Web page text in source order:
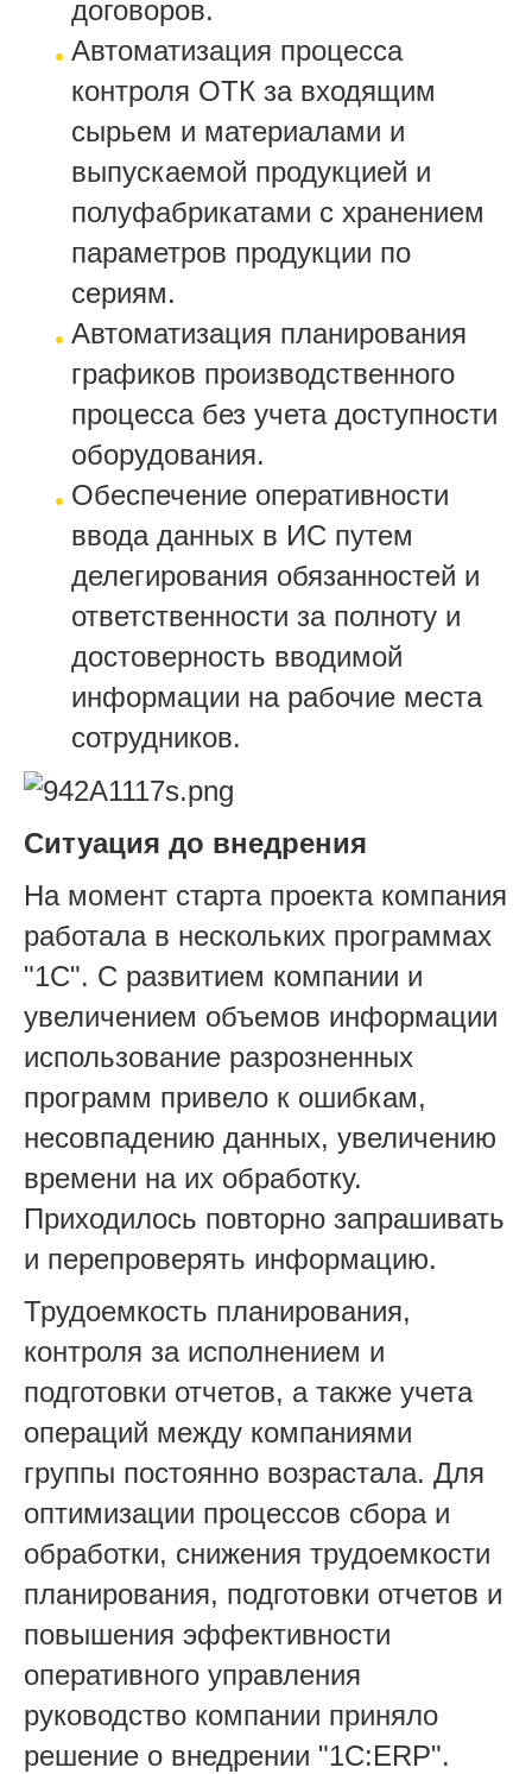
договоров.
Автоматизация процесса
контроля ОТК за входящим
сырьем и материалами и
выпускаемой продукцией и
полуфабрикатами с хранением
параметров продукции по
сериям.
Автоматизация планирования
графиков производственного
процесса без учета доступности
оборудования.
Обеспечение оперативности
ввода данных в ИС путем
делегирования обязанностей и
ответственности за полноту и
достоверность вводимой
информации на рабочие места
сотрудников.
Ситуация до внедрения
На момент старта проекта компания
работала в нескольких программах
"1С". С развитием компании и
увеличением объемов информации
использование разрозненных
программ привело к ошибкам,
несовпадению данных, увеличению
времени на их обработку.
Приходилось повторно запрашивать
и перепроверять информацию.
Трудоемкость планирования,
контроля за исполнением и
подготовки отчетов, а также учета
операций между компаниями
группы постоянно возрастала. Для
оптимизации процессов сбора и
обработки, снижения трудоемкости
планирования, подготовки отчетов и
повышения эффективности
оперативного управления
руководство компании приняло
решение о внедрении "1С:ERP".